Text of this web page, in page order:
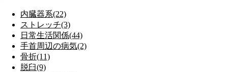
内臓器系(22)
ストレッチ(3)
日常生活関係(44)
手首周辺の病気(2)
骨折(11)
脱臼(9)